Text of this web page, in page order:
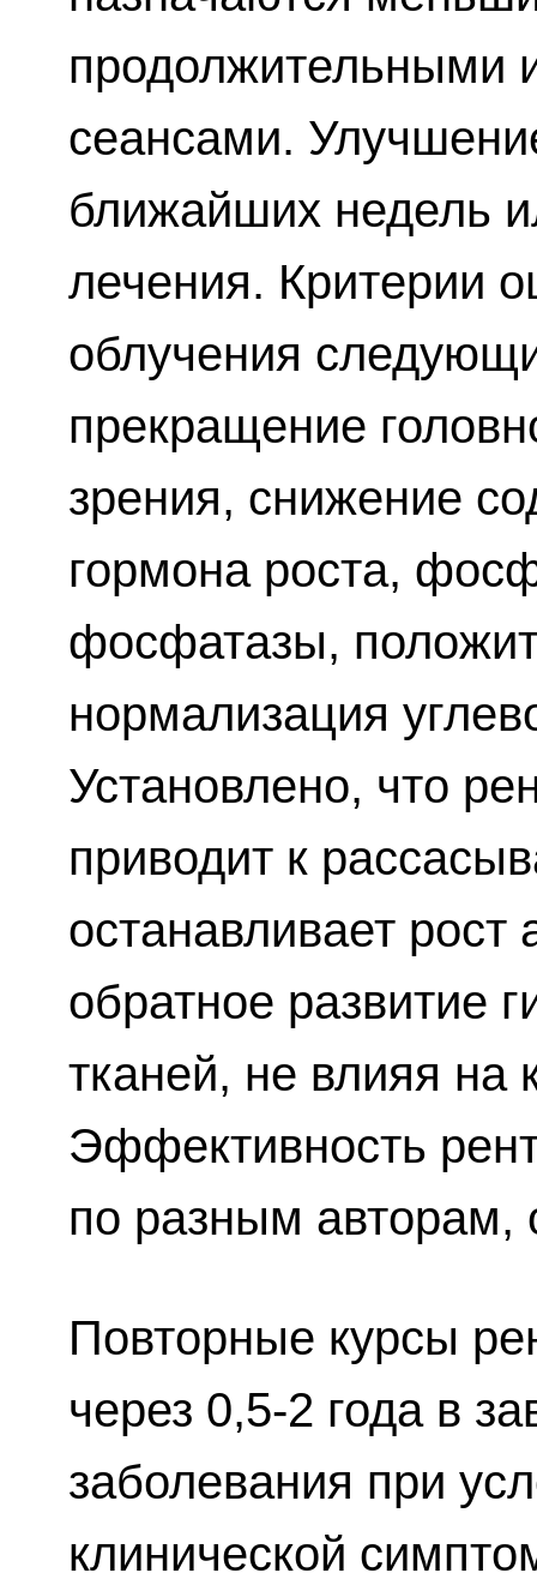
продолжительными
сеансами.
ближайших недель
лечения. Критерии
облучения
прекращение
зрения, снижение
гормона роста,
фосфатазы,
нормализация
Установлено, что
приводит к
останавливает
обратное развитие
тканей, не влияя на
Эффективность
по разным авторам,
Повторные курсы
через 0,5-2 года в
заболевания при
клинической